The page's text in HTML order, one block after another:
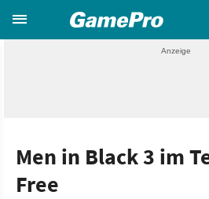
Men in Black 3 im
Free